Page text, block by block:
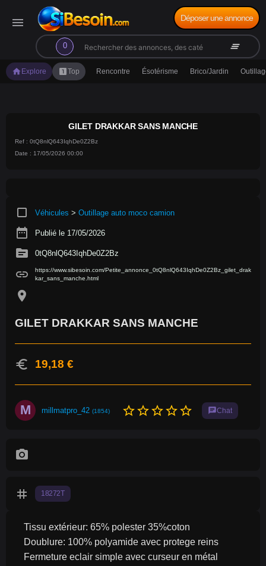
menu
0
search clear_all
Déposer une annonce
home Explore looks_oneTop Rencontre Ésotérisme Brico/Jardin
GILET DRAKKAR SANS MANCHE
Ref : 0tQ8nlQ643IqhDe0Z2Bz
Date : 17/05/2026 00:00
crop_square Véhicules > Outillage auto moco camion
date_range Publié le 17/05/2026
source 0tQ8nlQ643IqhDe0Z2Bz
link
https://www.sibesoin.com/Petite_annonce_0tQ8nlQ643IqhDe0Z2Bz_gilet_drak
kar_sans_manche.html
location_on
GILET DRAKKAR SANS MANCHE
euro 19,18 €
M millmatpro_42 (1854) star_borderstar_borderstar_borderstar_borderstar_border chatChat
photo_camera
tag 18272T
Tissu extérieur: 65% polester 35%coton
Doublure: 100% polyamide avec protege reins
Fermeture eclair simple avec curseur en métal